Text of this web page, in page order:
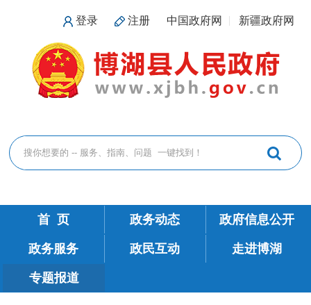
登录 注册 中国政府网 新疆政府网
首 页 政务动态 政府信息公开
政务服务 政民互动 走进博湖
专题报道